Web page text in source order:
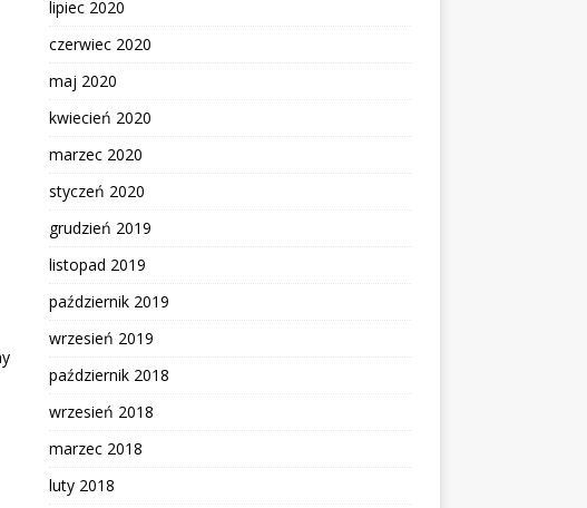
lipiec 2020
czerwiec 2020
maj 2020
kwiecień 2020
marzec 2020
styczeń 2020
grudzień 2019
listopad 2019
październik 2019
wrzesień 2019
październik 2018
wrzesień 2018
marzec 2018
luty 2018